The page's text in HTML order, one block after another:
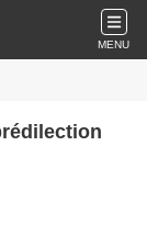
MENU